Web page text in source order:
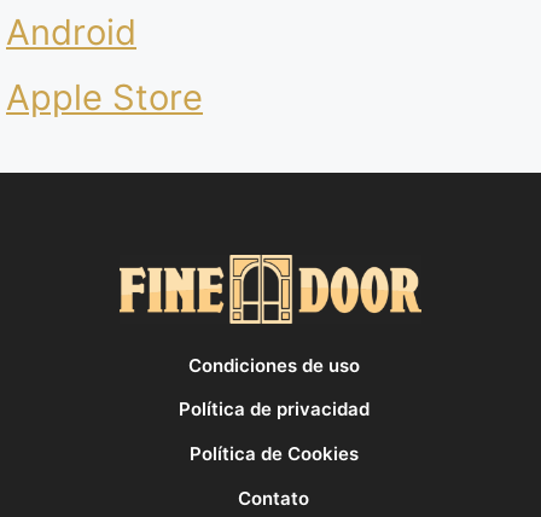
Android
Apple Store
Condiciones de uso
Política de privacidad
Política de Cookies
Contato